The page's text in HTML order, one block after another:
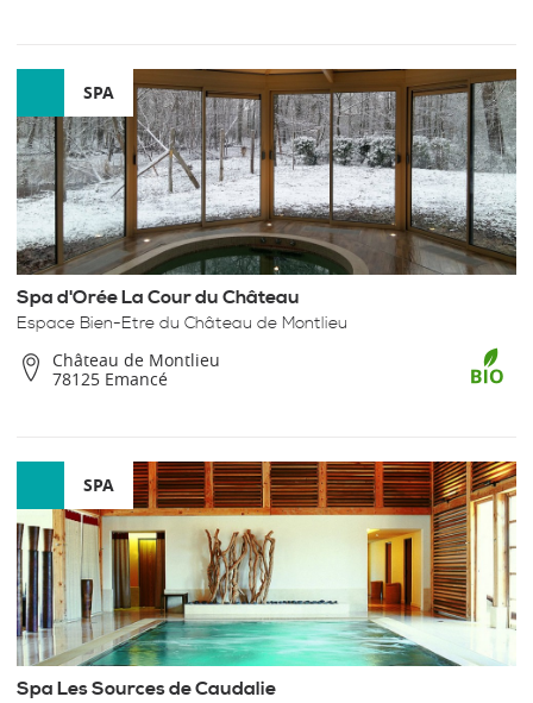
SPA
Spa d'Orée La Cour du Château
Espace Bien-Etre du Château de Montlieu
Château de Montlieu
78125 Emancé
SPA
Spa Les Sources de Caudalie